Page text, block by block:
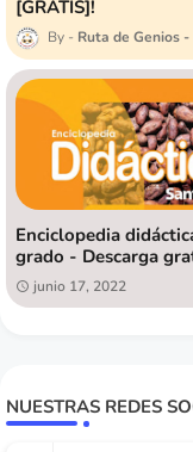
[GRATIS]!
Ruta de Genios
Enciclopedia
grado - Descarga
junio 17, 2022
NUESTRAS REDES